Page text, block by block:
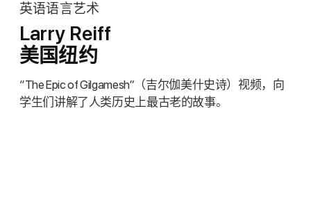
英语语言艺术
Larry Reiff
美国纽约
“The Epic of Gilgamesh”（吉尔伽美什史诗）视频，向
学生们讲解了人类历史上最古老的故事。